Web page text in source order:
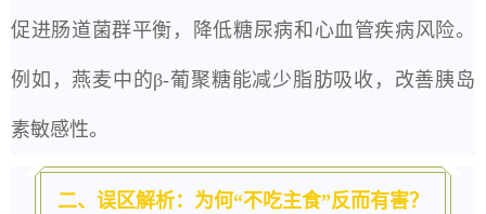
促进肠道菌群平衡，降低糖尿病和心血管疾病风险。
例如，燕麦中的β-葡聚糖能减少脂肪吸收，改善胰岛
素敏感性。
二、误区解析：为何“不吃主食”反而有害？